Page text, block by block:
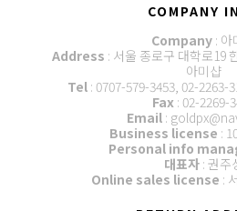
COMPANY
Company : 아
Address : 서울 종로구 대학로19
아미샵
Tel : 0707-579-3453, 02-2263-
Fax : 02-2269-
Email:
Business license :
Personal info
대표자 : 권주
Online sales license :